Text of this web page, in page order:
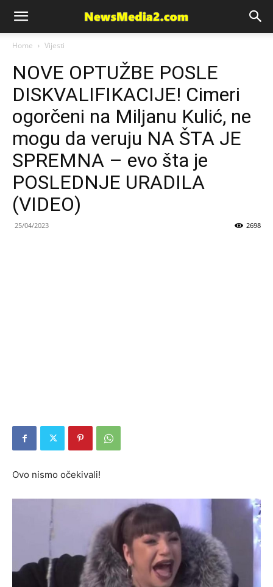
News
Media
Home Vijesti
NOVE OPTUŽBE POSLE
DISKVALIFIKACIJE! Cimeri
ogorčeni na Miljanu Kulić, ne
mogu da veruju NA ŠTA JE
SPREMNA – evo šta je
POSLEDNJE URADILA
(VIDEO)
25/04/2023 2698
Ovo nismo očekivali!